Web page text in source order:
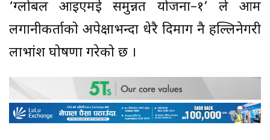
‘ग्लोबल आइएमई समुन्नत योजना–१’ ले आम
लगानीकर्ताको अपेक्षाभन्दा धेरै दिमाग नै हल्लिनेगरी
लाभांश घोषणा गरेको छ ।